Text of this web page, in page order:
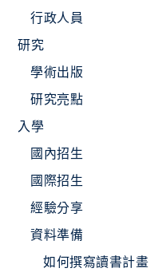
行政人員
研究
學術出版
研究亮點
入學
國內招生
國際招生
經驗分享
資料準備
如何撰寫讀書計畫